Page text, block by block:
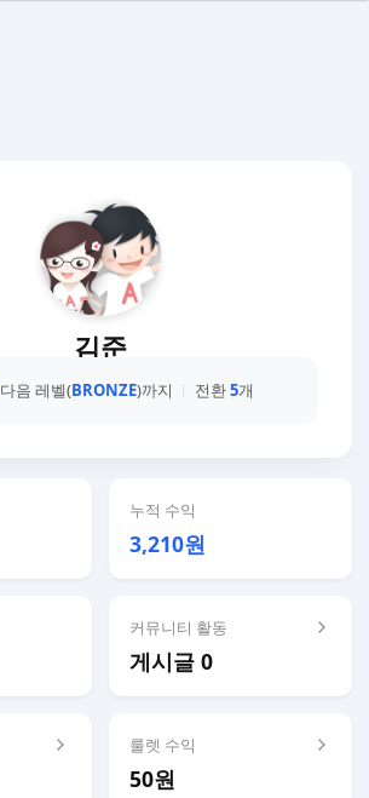
김준
다음 레벨(BRONZE)까지 전환5개
누적 수익
3,210원
커뮤니티 활동
게시글 0
룰렛 수익
50원